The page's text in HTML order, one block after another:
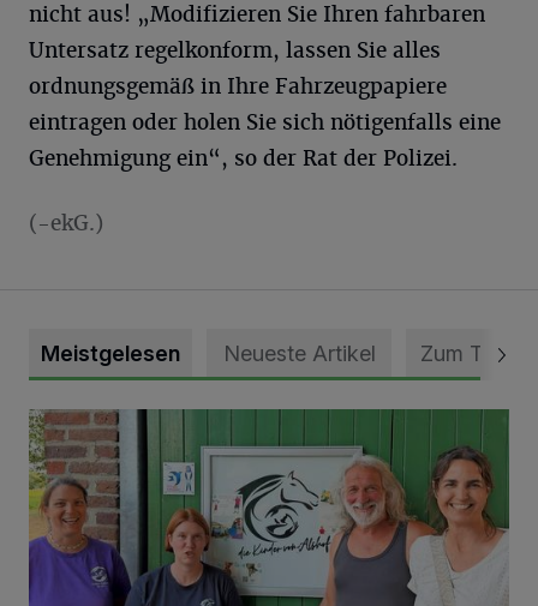
nicht aus! „Modifizieren Sie Ihren fahrbaren
Untersatz regelkonform, lassen Sie alles
ordnungsgemäß in Ihre Fahrzeugpapiere
eintragen oder holen Sie sich nötigenfalls eine
Genehmigung ein“, so der Rat der Polizei.
(-ekG.)
Meistgelesen Neueste Artikel Zum Thema
Vorbildlicher Einsatz für den Artenschutz gewürdigt